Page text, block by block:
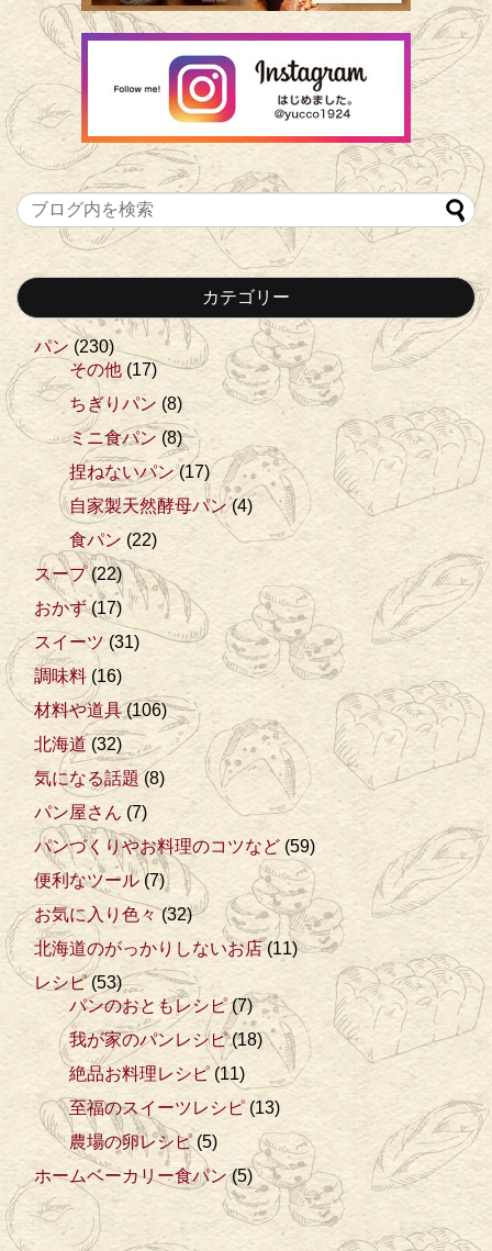
カテゴリー
パン(230)
その他(17)
ちぎりパン (8)
ミニ食パン (8)
捏ねないパン(17)
自家製天然酵母パン(4)
食パン (22)
スープ(22)
おかず(17)
スイーツ (31)
調味料 (16)
材料や道具(106)
北海道 (32)
気になる話題(8)
パン屋さん (7)
パンづくりやお料理のコツなど (59)
便利なツール (7)
お気に入り色々(32)
北海道のがっかりしないお店(11)
レシピ(53)
パンのおともレシピ(7)
我が家のパンレシピ(18)
絶品お料理レシピ (11)
至福のスイーツレシピ (13)
農場の卵レシピ (5)
ホームベーカリー食パン(5)